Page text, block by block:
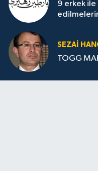
9 erkek ile
SEZAI
TOGG